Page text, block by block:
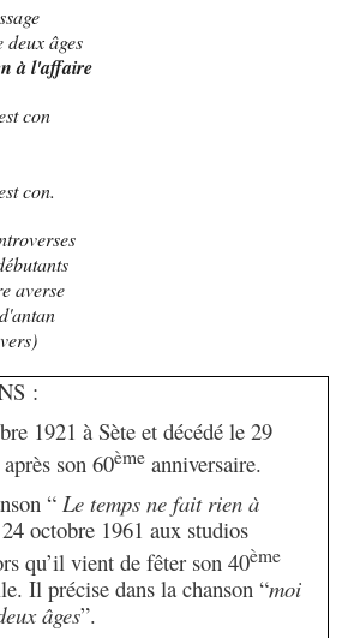
âges
à l'affaire
con
con.
averse
:
1921 à Sète et décédé le 29
son 60èmeanniversaire.
“ Le temps ne fait rien à
octobre 1961 aux studios
qu’il vient de fêter son 40ème
Il précise dans la chanson “moi
âges”.